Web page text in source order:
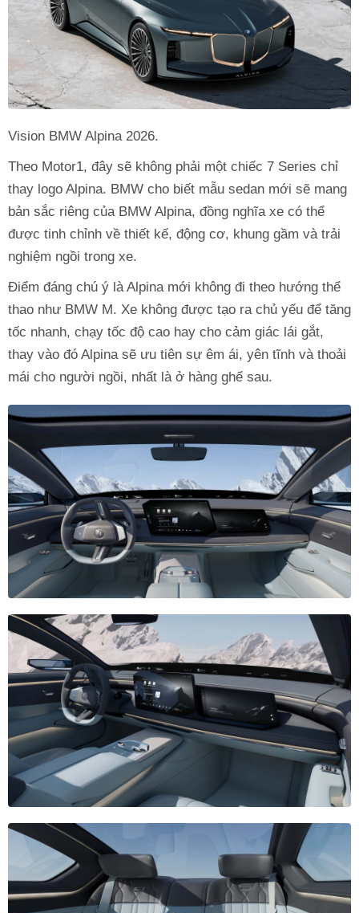
Vision BMW Alpina 2026.
Theo Motor1, đây sẽ không phải một chiếc 7 Series chỉ
thay logo Alpina. BMW cho biết mẫu sedan mới sẽ mang
bản sắc riêng của BMW Alpina, đồng nghĩa xe có thể
được tinh chỉnh về thiết kế, động cơ, khung gầm và trải
nghiệm ngồi trong xe.
Điểm đáng chú ý là Alpina mới không đi theo hướng thể
thao như BMW M. Xe không được tạo ra chủ yếu để tăng
tốc nhanh, chạy tốc độ cao hay cho cảm giác lái gắt,
thay vào đó Alpina sẽ ưu tiên sự êm ái, yên tĩnh và thoải
mái cho người ngồi, nhất là ở hàng ghế sau.